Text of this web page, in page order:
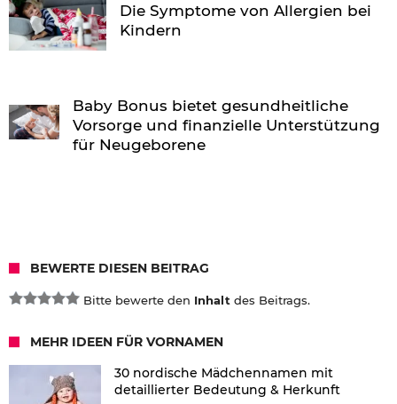
Die Symptome von Allergien bei
Kindern
Baby Bonus bietet gesundheitliche
Vorsorge und finanzielle Unterstützung
für Neugeborene
BEWERTE DIESEN BEITRAG
Bitte bewerte den Inhalt des Beitrags.
MEHR IDEEN FÜR VORNAMEN
30 nordische Mädchennamen mit
detaillierter Bedeutung & Herkunft